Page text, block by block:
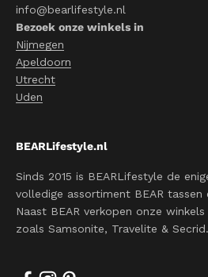
info@bearlifestyle.nl
Bezoek onze winkels in
Nijmegen
Apeldoorn
Utrecht
Uden
BEARLifestyle.nl
Sinds 2015 is BEARLifestyle de
volledige assortiment BEAR tassen
Naast BEAR verkopen onze
zoals Samsonite, Travelite & Secrid.